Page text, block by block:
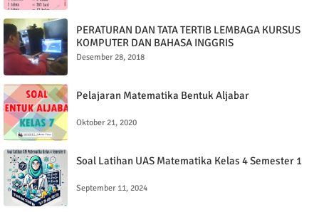
PERATURAN DAN TATA TERTIB LEMBAGA KURSUS
KOMPUTER DAN BAHASA INGGRIS
Desember 28, 2018
Pelajaran Matematika Bentuk Aljabar
Oktober 21, 2020
Soal Latihan UAS Matematika Kelas 4 Semester 1
September 11, 2024